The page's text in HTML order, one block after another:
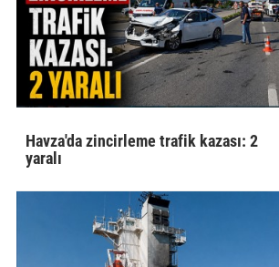
Havza'da zincirleme trafik kazası: 2
yaralı